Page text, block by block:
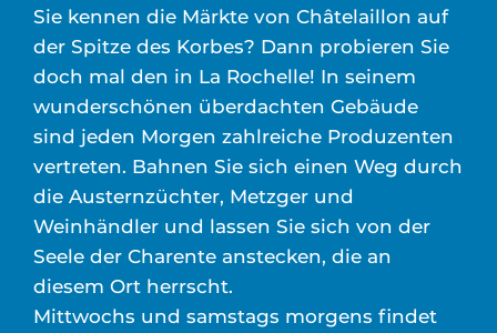
Sie kennen die Märkte von Châtelaillon auf
der Spitze des Korbes? Dann probieren Sie
doch mal den in La Rochelle! In seinem
wunderschönen überdachten Gebäude
sind jeden Morgen zahlreiche Produzenten
vertreten. Bahnen Sie sich einen Weg durch
die Austernzüchter, Metzger und
Weinhändler und lassen Sie sich von der
Seele der Charente anstecken, die an
diesem Ort herrscht.
Mittwochs und samstags morgens findet